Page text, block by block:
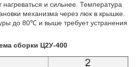
нагреваться и сильнее. Температура
механизма через люк в крышке.
до 80℃ и выше требует устранения
сборки Ц2У-400